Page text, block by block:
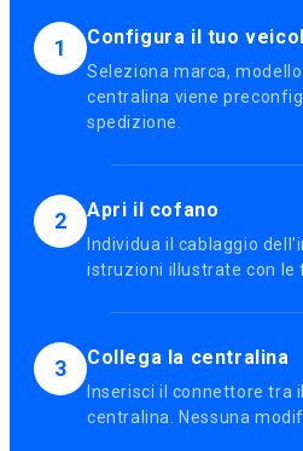
1 Configura il tuo
Seleziona marca,
centralina viene
spedizione.
2 Apri il cofano
Individua il cablaggio
istruzioni illustrate con le
3 Collega la centralina
Inserisci il connettore tra
centralina. Nessuna